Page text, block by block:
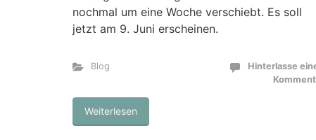
nochmal um eine Woche verschiebt. Es soll
jetzt am 9. Juni erscheinen.
Blog
Hinterlasse
Weiterlesen